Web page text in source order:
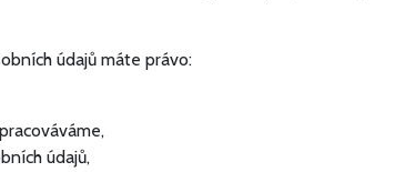
údajů máte právo:
údajů,